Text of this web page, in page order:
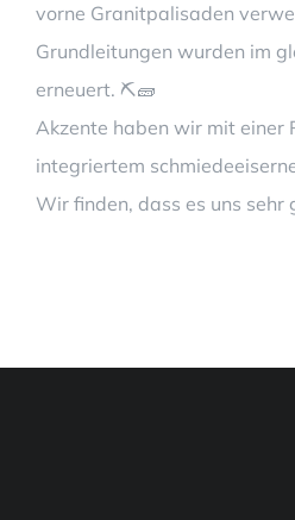
vorne Granitpalisaden
Grundleitungen wurden im
erneuert. ⛏🧱
Akzente haben wir mit einer
integriertem
Wir finden, dass es uns